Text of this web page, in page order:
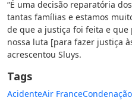
“É uma decisão reparatória
tantas famílias e estamos
de que a justiça foi feita e
nossa luta [para fazer justiça
acrescentou Sluys.
Tags
AcidenteAir FranceCondenação